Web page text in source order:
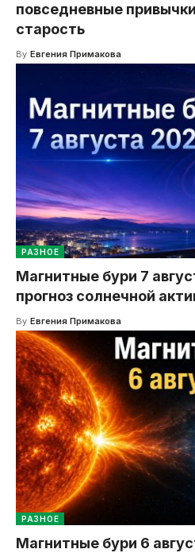
повседневные
старость
By Евгения Примакова
РАЗНОЕ
Магнитные бури 7
прогноз солнечной
By Евгения Примакова
РАЗНОЕ
Магнитные бури 6